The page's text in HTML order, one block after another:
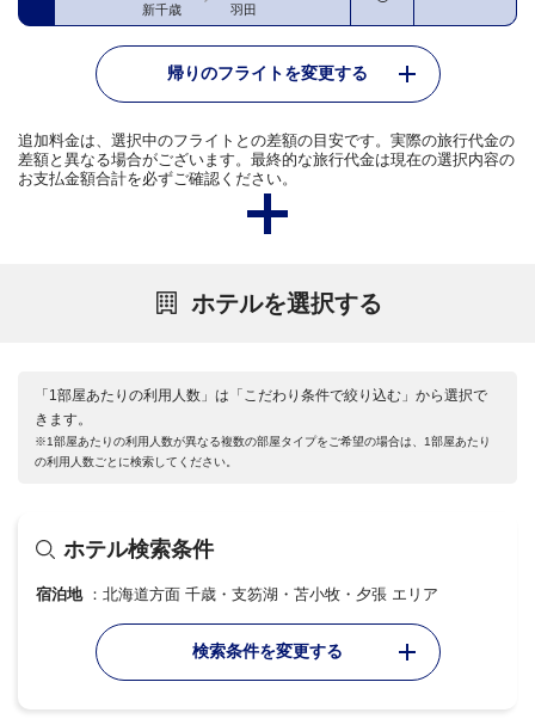
新千歳 羽田
帰りのフライトを変更する
追加料金は、選択中のフライトとの差額の目安です。実際の旅行代金の
差額と異なる場合がございます。最終的な旅行代金は現在の選択内容の
お支払金額合計を必ずご確認ください。
ホテルを選択する
「1部屋あたりの利用人数」は「こだわり条件で絞り込む」から選択で
きます。
※1部屋あたりの利用人数が異なる複数の部屋タイプをご希望の場合は、1部屋あたり
の利用人数ごとに検索してください。
ホテル検索条件
宿泊地 北海道方面 千歳・支笏湖・苫小牧・夕張 エリア
検索条件を変更する